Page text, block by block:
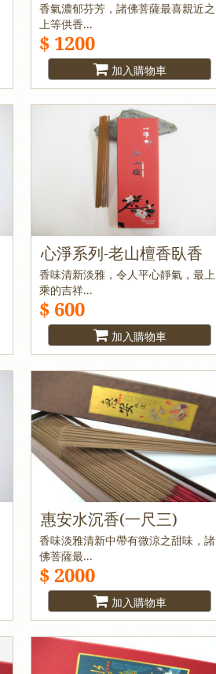
香氣濃郁芬芳，諸佛菩薩最喜親近之
上等供香...
$ 1200
加入購物車
心淨系列-老山檀香臥香
香味清新淡雅，令人平心靜氣，最上
乘的吉祥...
$ 600
加入購物車
惠安水沉香(一尺三)
香味淡雅清新中帶有微涼之甜味，諸
佛菩薩最...
$ 2000
加入購物車